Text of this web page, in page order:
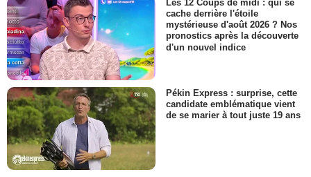
Les 12 Coups de midi : qui se
cache derrière l'étoile
mystérieuse d'août 2026 ? Nos
pronostics après la découverte
d'un nouvel indice
Pékin Express : surprise, cette
candidate emblématique vient
de se marier à tout juste 19 ans